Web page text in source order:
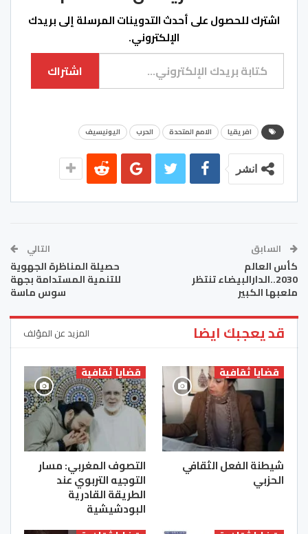
لقضايا حقوق الطفل،
بمناسبة اليوم العالمي
لحقوق الطفل، الذي
يخلّده العالم يوم 20
نوفمبر".…
اشترك للحصول على أحدث التدوينات المرسلة إلى بريدك
الإلكتروني.
كتابة بريدك الإلكتروني...
اشتراك
افريقيا الامم المتحدة الحرب اليونيسيف
انشر
السابق
كأس العالم
2030..الدارالبيضاء تنتظر
ملعبها الكبير
التالي
حصيلة المناظرة الجهوية
للتنمية المستدامة بجهة
سوس ماسة
قد يعجبك ايضا المزيد عن المؤلف
قضايا ثقافية
شيطنة الفعل الثقافي
الحزبي
قضايا ثقافية
التصوف المغربي‎: مسار
التوجيه التربوي عند
الطريقة القادرية
البودشيشية